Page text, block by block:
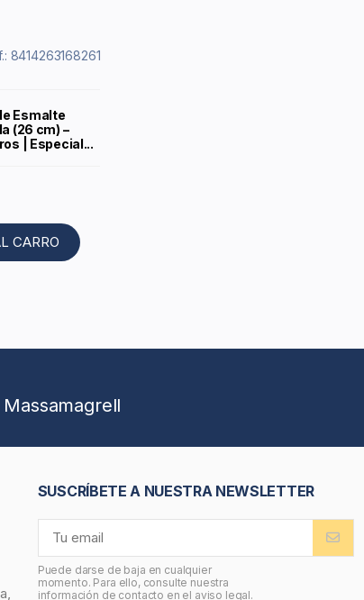
8414263168261
Esmalte
(26 cm) –
| Especial...
CARRO
SUSCRÍBETE A NUESTRA NEWSLETTER
Puede darse de baja en cualquier
momento. Para ello, consulte nuestra
información de contacto en el aviso legal.